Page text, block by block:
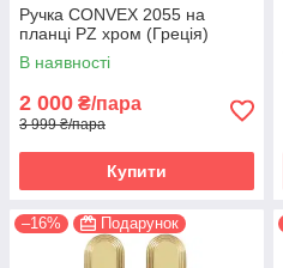
Ручка CONVEX 2055 на
планці PZ хром (Греція)
В наявності
2 000 ₴/пара
3 999 ₴/пара
Купити
–16% Подарунок